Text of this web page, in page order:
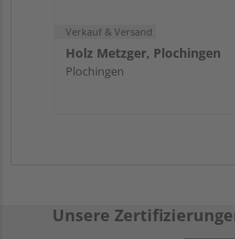
Verkauf & Versand
Holz Metzger, Plochingen
Plochingen
Unsere